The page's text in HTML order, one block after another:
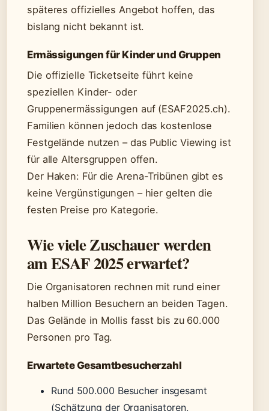
späteres offizielles Angebot hoffen, das
bislang nicht bekannt ist.
Ermässigungen für Kinder und Gruppen
Die offizielle Ticketseite führt keine
speziellen Kinder- oder
Gruppenermässigungen auf (ESAF2025.ch).
Familien können jedoch das kostenlose
Festgelände nutzen – das Public Viewing ist
für alle Altersgruppen offen.
Der Haken: Für die Arena-Tribünen gibt es
keine Vergünstigungen – hier gelten die
festen Preise pro Kategorie.
Wie viele Zuschauer werden
am ESAF 2025 erwartet?
Die Organisatoren rechnen mit rund einer
halben Million Besuchern an beiden Tagen.
Das Gelände in Mollis fasst bis zu 60.000
Personen pro Tag.
Erwartete Gesamtbesucherzahl
Rund 500.000 Besucher insgesamt
(Schätzung der Organisatoren,